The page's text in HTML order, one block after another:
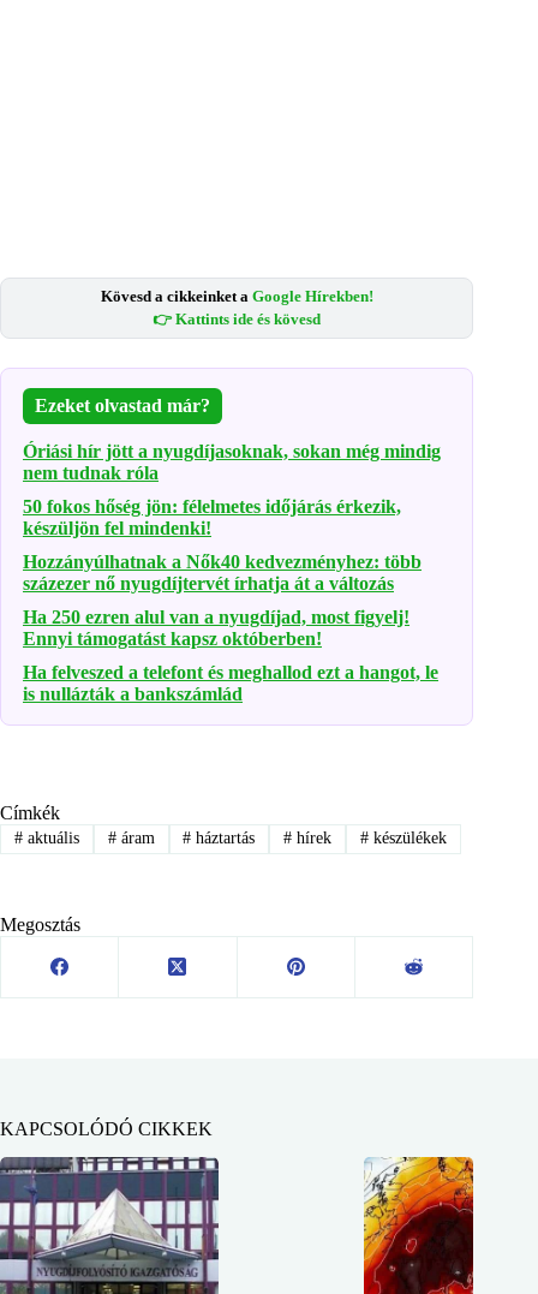
Kövesd a cikkeinket a Google Hírekben!
👉 Kattints ide és kövesd
Ezeket olvastad már?
Óriási hír jött a nyugdíjasoknak, sokan még mindig
nem tudnak róla
50 fokos hőség jön: félelmetes időjárás érkezik,
készüljön fel mindenki!
Hozzányúlhatnak a Nők40 kedvezményhez: több
százezer nő nyugdíjtervét írhatja át a változás
Ha 250 ezren alul van a nyugdíjad, most figyelj!
Ennyi támogatást kapsz októberben!
Ha felveszed a telefont és meghallod ezt a hangot, le
is nullázták a bankszámlád
Címkék
#aktuális #áram # háztartás # hírek # készülékek
Megosztás
KAPCSOLÓDÓ CIKKEK